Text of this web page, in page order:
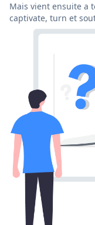
Mais vient ensuite a
captivate, turn et